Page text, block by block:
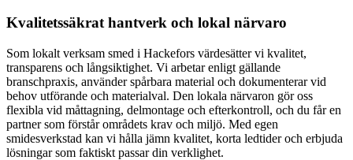
Kvalitetssäkrat hantverk och lokal närvaro
Som lokalt verksam smed i Hackefors värdesätter vi kvalitet,
transparens och långsiktighet. Vi arbetar enligt gällande
branschpraxis, använder spårbara material och dokumenterar vid
behov utförande och materialval. Den lokala närvaron gör oss
flexibla vid måttagning, delmontage och efterkontroll, och du får en
partner som förstår områdets krav och miljö. Med egen
smidesverkstad kan vi hålla jämn kvalitet, korta ledtider och erbjuda
lösningar som faktiskt passar din verklighet.